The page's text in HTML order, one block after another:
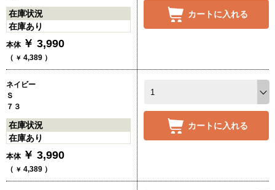
在庫状況
在庫あり
本体 ￥ 3,990
（ ￥ 4,389 ）
カートに入れる
ネイビー
Ｓ
７３
在庫状況
在庫あり
本体 ￥ 3,990
（ ￥ 4,389 ）
カートに入れる